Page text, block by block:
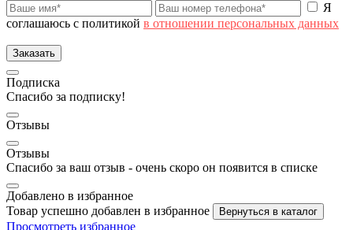
Я
соглашаюсь с политикой в отношении персональных данных
Заказать
Подписка
Спасибо за подписку!
Отзывы
Отзывы
Спасибо за ваш отзыв - очень скоро он появится в списке
Добавлено в избранное
Товар успешно добавлен в избранное
Вернуться в каталог
Просмотреть избранное